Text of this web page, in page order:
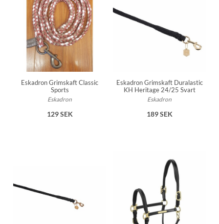
Eskadron Grimskaft Classic
Sports
Eskadron
129 SEK
Eskadron Grimskaft Duralastic
KH Heritage 24/25 Svart
Eskadron
189 SEK